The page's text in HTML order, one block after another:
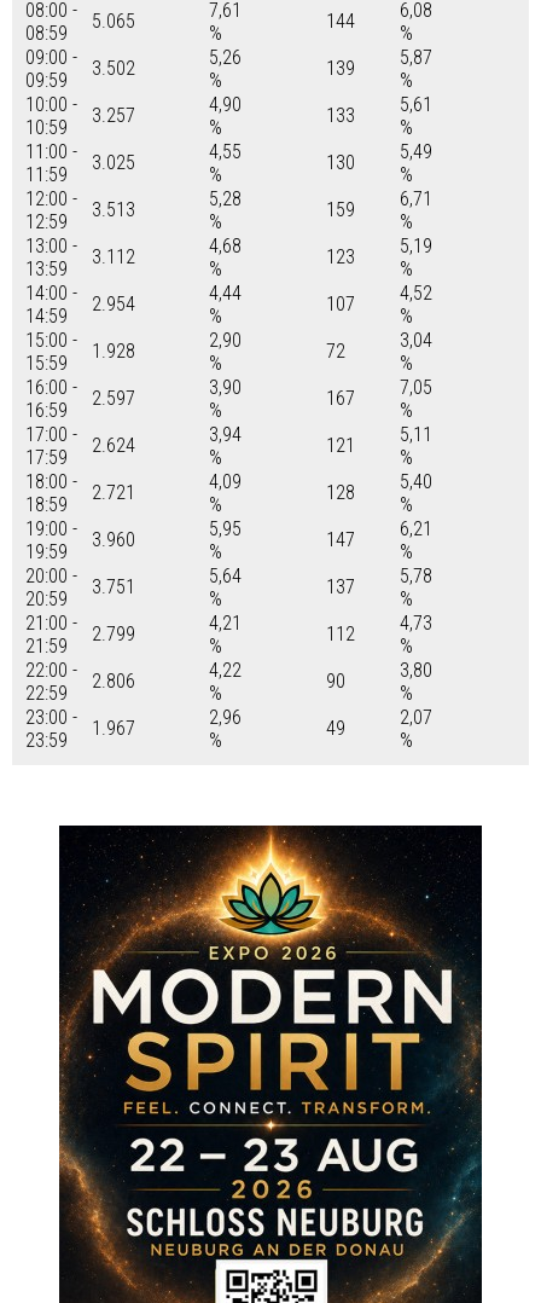
08:00 -
08:59
5.065
7,61
%
144
6,08
%
09:00 -
09:59
3.502
5,26
%
139
5,87
%
10:00 -
10:59
3.257
4,90
%
133
5,61
%
11:00 -
11:59
3.025
4,55
%
130
5,49
%
12:00 -
12:59
3.513
5,28
%
159
6,71
%
13:00 -
13:59
3.112
4,68
%
123
5,19
%
14:00 -
14:59
2.954
4,44
%
107
4,52
%
15:00 -
15:59
1.928
2,90
%
72
3,04
%
16:00 -
16:59
2.597
3,90
%
167
7,05
%
17:00 -
17:59
2.624
3,94
%
121
5,11
%
18:00 -
18:59
2.721
4,09
%
128
5,40
%
19:00 -
19:59
3.960
5,95
%
147
6,21
%
20:00 -
20:59
3.751
5,64
%
137
5,78
%
21:00 -
21:59
2.799
4,21
%
112
4,73
%
22:00 -
22:59
2.806
4,22
%
90
3,80
%
23:00 -
23:59
1.967
2,96
%
49
2,07
%